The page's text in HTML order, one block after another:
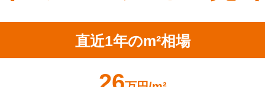
直近1年のm²相場